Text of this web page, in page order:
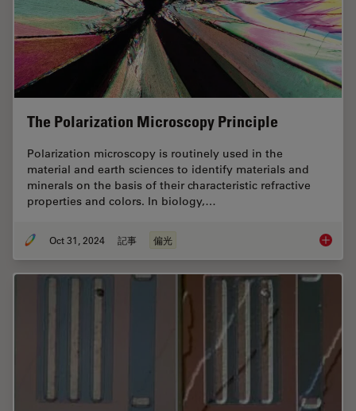
The Polarization Microscopy Principle
Polarization microscopy is routinely used in the
material and earth sciences to identify materials and
minerals on the basis of their characteristic refractive
properties and colors. In biology,…
Oct 31, 2024 記事 偏光 The